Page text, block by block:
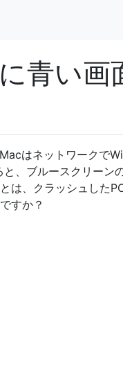
青い画
はネットワークで
、ブルースクリーン
は、クラッシュした
すか？